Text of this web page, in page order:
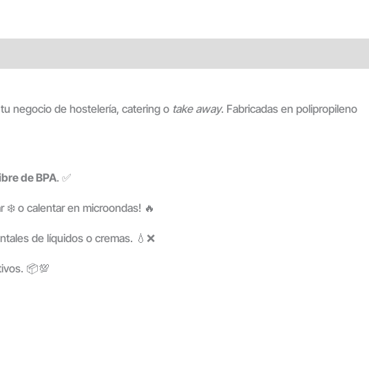
negocio de hostelería, catering o take away. Fabricadas en polipropileno
de BPA. ✅
❄️ o calentar en microondas! 🔥
de líquidos o cremas. 💧❌
📦💯